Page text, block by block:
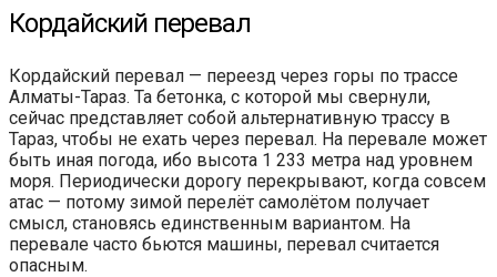
Кордайский перевал
Кордайский перевал — переезд через горы по трассе
Алматы-Тараз. Та бетонка, с которой мы свернули,
сейчас представляет собой альтернативную трассу в
Тараз, чтобы не ехать через перевал. На перевале может
быть иная погода, ибо высота 1 233 метра над уровнем
моря. Периодически дорогу перекрывают, когда совсем
атас — потому зимой перелёт самолётом получает
смысл, становясь единственным вариантом. На
перевале часто бьются машины, перевал считается
опасным.